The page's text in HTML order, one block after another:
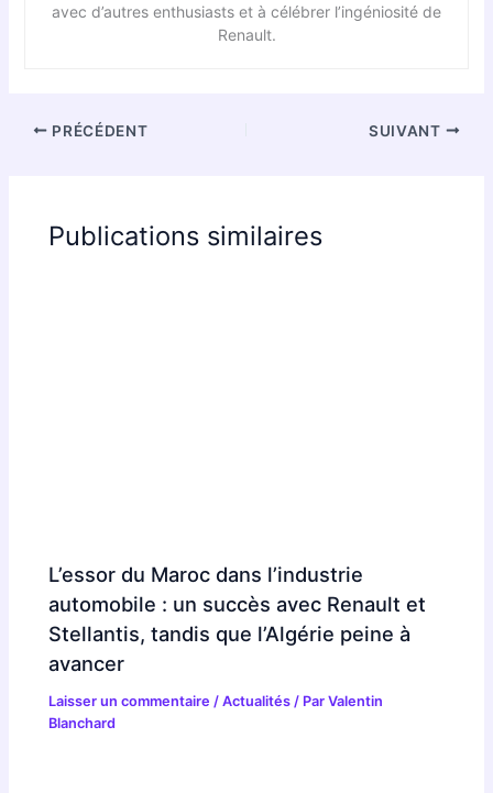
avec d’autres enthusiasts et à célébrer l’ingéniosité de
Renault.
PRÉCÉDENT SUIVANT
Publications similaires
L’essor du Maroc dans l’industrie
automobile : un succès avec Renault et
Stellantis, tandis que l’Algérie peine à
avancer
Laisser un commentaire /Actualités / ParValentin
Blanchard